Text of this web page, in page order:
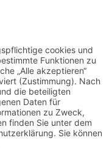
Mecklenburg-